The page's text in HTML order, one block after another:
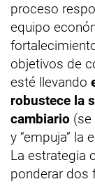
proceso
equipo
objetivos de
esté llevando
robustece la
cambiario (se
y “empuja” la
La estrategia
ponderar dos